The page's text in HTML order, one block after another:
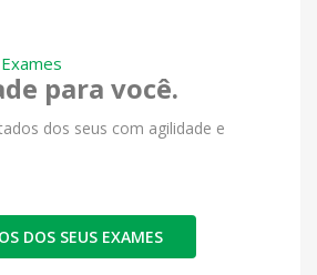
para você.
dos seus com agilidade e
DOS SEUS EXAMES